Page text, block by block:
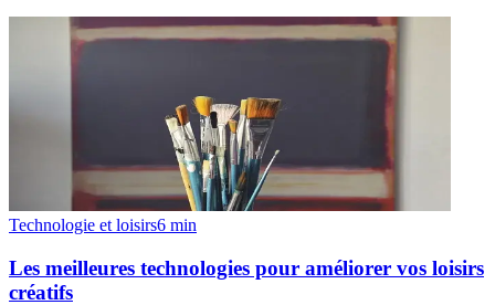
Technologie et loisirs6 min
Les meilleures technologies pour améliorer vos loisirs
créatifs